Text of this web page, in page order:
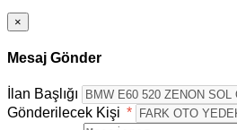
×
Mesaj Gönder
İlan Başlığı
Gönderilecek Kişi *